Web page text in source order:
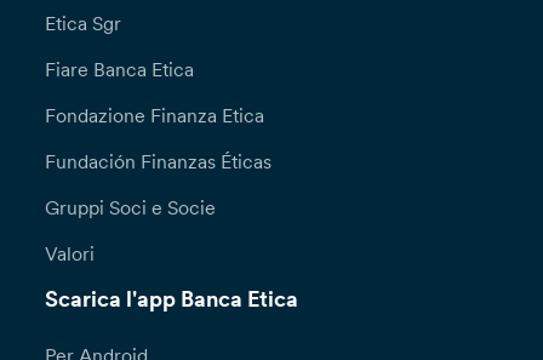
Etica Sgr
Fiare Banca Etica
Fondazione Finanza Etica
Fundación Finanzas Éticas
Gruppi Soci e Socie
Valori
Scarica l'app Banca Etica